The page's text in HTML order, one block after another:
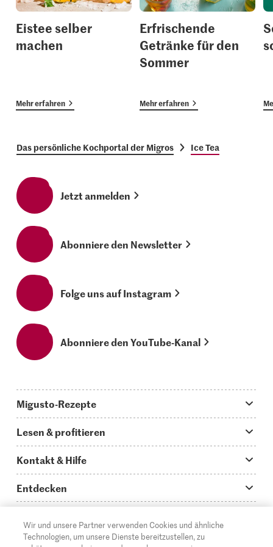
Eistee selber
machen
Mehr erfahren
Erfrischende
Getränke für den
Sommer
Mehr erfahren
Das persönliche Kochportal der Migros Ice Tea
Jetzt anmelden
Abonniere den Newsletter
Folge uns auf Instagram
Abonniere den YouTube-Kanal
Migusto-Rezepte
Was koche ich heute?
Hauptgerichte
Schnelle & einfache Rezepte
Apéro & Fingerfood
Lesen & profitieren
Storys
How to-Videos
Glossar
Kontakt & Hilfe
Infos zum Kochen mit Migusto
Kontakt
Entdecken
Supermarkt
Migros Online
DE FR IT
Wir und unsere Partner verwenden Cookies und ähnliche
Technologien, um unsere Dienste bereitzustellen, zu